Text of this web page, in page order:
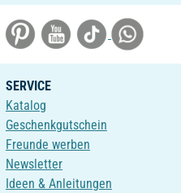
SERVICE
Katalog
Geschenkgutschein
Freunde werben
Newsletter
Ideen & Anleitungen